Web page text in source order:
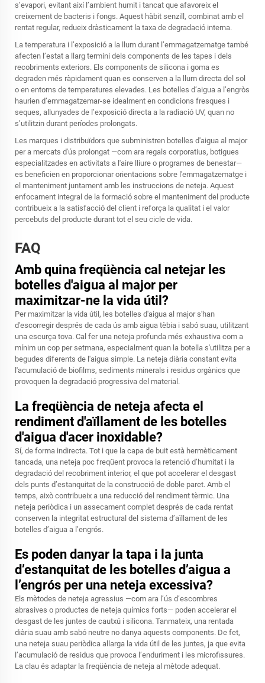
s’evapori, evitant així l’ambient humit i tancat que afavoreix el
creixement de bacteris i fongs. Aquest hàbit senzill, combinat amb el
rentat regular, redueix dràsticament la taxa de degradació interna.
La temperatura i l’exposició a la llum durant l’emmagatzematge també
afecten l’estat a llarg termini dels components de les tapes i dels
recobriments exteriors. Els components de silicona i goma es
degraden més ràpidament quan es conserven a la llum directa del sol
o en entorns de temperatures elevades. Les botelles d’aigua a l’engròs
haurien d’emmagatzemar-se idealment en condicions fresques i
seques, allunyades de l’exposició directa a la radiació UV, quan no
s’utilitzin durant períodes prolongats.
Les marques i distribuïdors que subministren botelles d'aigua al major
per a mercats d'ús prolongat —com ara regals corporatius, botigues
especialitzades en activitats a l'aire lliure o programes de benestar—
es beneficien en proporcionar orientacions sobre l'emmagatzematge i
el manteniment juntament amb les instruccions de neteja. Aquest
enfocament integral de la formació sobre el manteniment del producte
contribueix a la satisfacció del client i reforça la qualitat i el valor
percebuts del producte durant tot el seu cicle de vida.
FAQ
Amb quina freqüència cal netejar les
botelles d'aigua al major per
maximitzar-ne la vida útil?
Per maximitzar la vida útil, les botelles d'aigua al major s'han
d'escorregir després de cada ús amb aigua tèbia i sabó suau, utilitzant
una escurça tova. Cal fer una neteja profunda més exhaustiva com a
mínim un cop per setmana, especialment quan la botella s'utilitza per a
begudes diferents de l'aigua simple. La neteja diària constant evita
l'acumulació de biofilms, sediments minerals i residus orgànics que
provoquen la degradació progressiva del material.
La freqüència de neteja afecta el
rendiment d'aïllament de les botelles
d'aigua d'acer inoxidable?
Sí, de forma indirecta. Tot i que la capa de buit està hermèticament
tancada, una neteja poc freqüent provoca la retenció d’humitat i la
degradació del recobriment interior, el que pot accelerar el desgast
dels punts d’estanquitat de la construcció de doble paret. Amb el
temps, això contribueix a una reducció del rendiment tèrmic. Una
neteja periòdica i un assecament complet després de cada rentat
conserven la integritat estructural del sistema d’aïllament de les
botelles d’aigua a l’engrós.
Es poden danyar la tapa i la junta
d’estanquitat de les botelles d’aigua a
l’engrós per una neteja excessiva?
Els mètodes de neteja agressius —com ara l’ús d’escombres
abrasives o productes de neteja químics forts— poden accelerar el
desgast de les juntes de cautxú i silicona. Tanmateix, una rentada
diària suau amb sabó neutre no danya aquests components. De fet,
una neteja suau periòdica allarga la vida útil de les juntes, ja que evita
l’acumulació de residus que provoca l’enduriment i les microfissures.
La clau és adaptar la freqüència de neteja al mètode adequat.